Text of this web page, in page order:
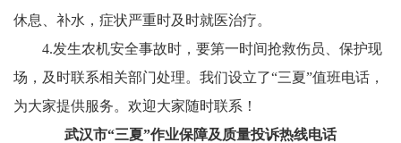
休息、补水，症状严重时及时就医治疗。
4.发生农机安全事故时，要第一时间抢救伤员、保护现
场，及时联系相关部门处理。我们设立了“三夏”值班电话，
为大家提供服务。欢迎大家随时联系！
武汉市“三夏”作业保障及质量投诉热线电话